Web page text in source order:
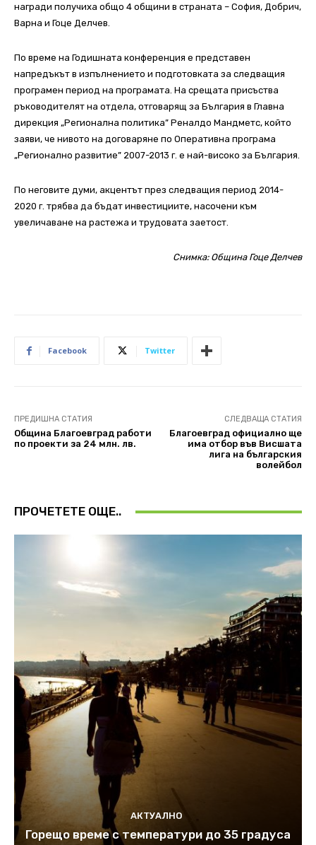
награди получиха общо 4 общини в страната – София, Добрич,
Варна и Гоце Делчев.
По време на Годишната конференция е представен
напредъкът в изпълнението и подготовката за следващия
програмен период на програмата. На срещата присъства
ръководителят на отдела, отговарящ за България в Главна
дирекция „Регионална политика” Реналдо Мандметс, който
заяви, че нивото на договаряне по Оперативна програма
„Регионално развитие” 2007-2013 г. е най-високо за България.
По неговите думи, акцентът през следващия период 2014-
2020 г. трябва да бъдат инвестициите, насочени към
увеличаване на растежа и трудовата заетост.
Снимка: Община Гоце Делчев
Facebook Twitter
ПРЕДИШНА СТАТИЯ
Община Благоевград работи
по проекти за 24 млн. лв.
СЛЕДВАЩА СТАТИЯ
Благоевград официално ще
има отбор във Висшата
лига на българския
волейбол
ПРОЧЕТЕТЕ ОЩЕ..
АКТУАЛНО
Горещо време с температури до 35 градуса